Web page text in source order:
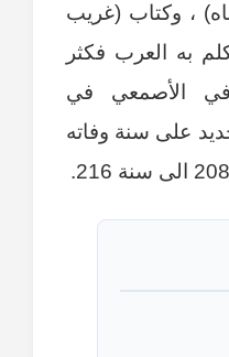
، وكتاب (غريب
به العرب فكثر
الأصمعي في
على سنة وفاته